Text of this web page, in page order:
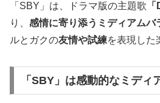
「SBY」は、ドラマ版の主題歌
り、 感情に寄り添うミディアムバ
ルとガクの友情や試練を表現した
「SBY」は感動的なミディ